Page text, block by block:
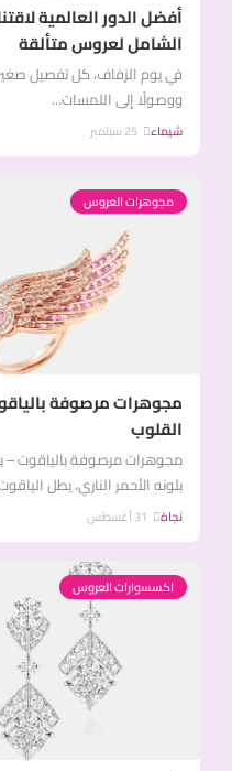
أفضل الدور العالمية
الشامل لعروس متألقة
في يوم الزفاف، كل تفصيل صغير
ووصولًا إلى اللمسات...
شيماء
مجوهرات العروس
مجوهرات مرصوفة
القلوب
مجوهرات مرصوفة بالياقوت –
بلونه الأحمر الناري، يطل
نجاة
اكسسوارات العروس